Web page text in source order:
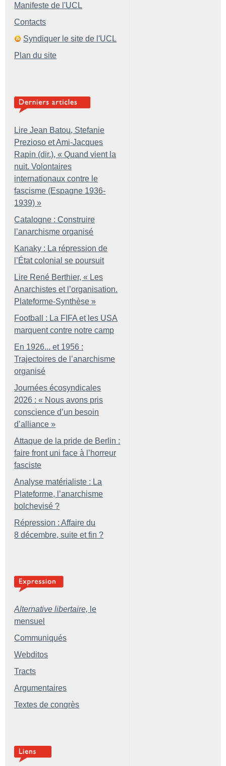
Manifeste de l'UCL
Contacts
Syndiquer le site de l'UCL
Plan du site
Lire Jean Batou, Stefanie
Prezioso et Ami-Jacques
Rapin (dir.), « Quand vient la
nuit. Volontaires
internationaux contre le
fascisme (Espagne 1936-
1939) »
Catalogne : Construire
l’anarchisme organisé
Kanaky : La répression de
l’État colonial se poursuit
Lire René Berthier, « Les
Anarchistes et l’organisation.
Plateforme-Synthèse »
Football : La FIFA et les USA
marquent contre notre camp
En 1926... et 1956 :
Trajectoires de l’anarchisme
organisé
Journées écosyndicales
2026 : « Nous avons pris
conscience d’un besoin
d’alliance »
Attaque de la pride de Berlin :
faire front uni face à l’horreur
fasciste
Analyse matérialiste : La
Plateforme, l’anarchisme
bolchevisé ?
Répression : Affaire du
8 décembre, suite et fin ?
Alternative libertaire, le
mensuel
Communiqués
Webditos
Tracts
Argumentaires
Textes de congrès